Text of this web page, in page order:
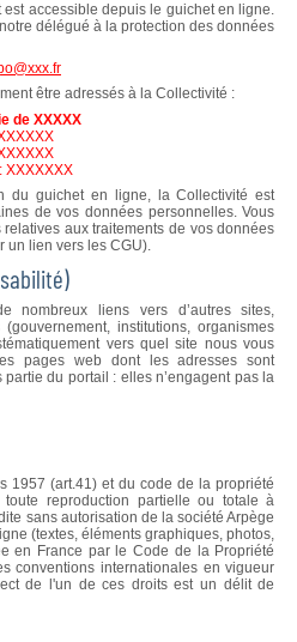
accessible depuis le guichet en ligne.
délégué à la protection des données
être adressés à la Collectivité :
de XXXXX
XXXXXXX
du guichet en ligne, la Collectivité est
de vos données personnelles. Vous
aux traitements de vos données
un lien vers les CGU).
nombreux liens vers d’autres sites,
institutions, organismes
vers quel site nous vous
pages web dont les adresses sont
du portail : elles n’engagent pas la
1957 (art.41) et du code de la propriété
reproduction partielle ou totale à
sans autorisation de la société Arpège
(textes, éléments graphiques, photos,
en France par le Code de la Propriété
conventions internationales en vigueur
de l'un de ces droits est un délit de